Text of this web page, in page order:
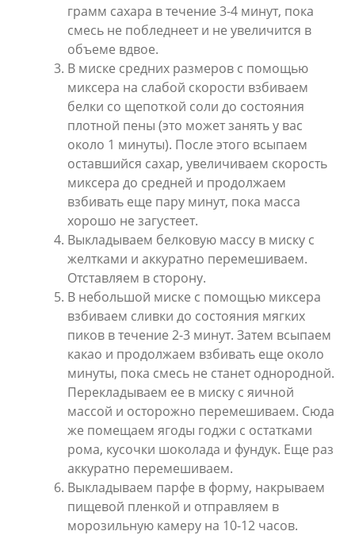
грамм сахара в течение 3-4 минут, пока
смесь не побледнеет и не увеличится в
объеме вдвое.
В миске средних размеров с помощью
миксера на слабой скорости взбиваем
белки со щепоткой соли до состояния
плотной пены (это может занять у вас
около 1 минуты). После этого всыпаем
оставшийся сахар, увеличиваем скорость
миксера до средней и продолжаем
взбивать еще пару минут, пока масса
хорошо не загустеет.
Выкладываем белковую массу в миску с
желтками и аккуратно перемешиваем.
Отставляем в сторону.
В небольшой миске с помощью миксера
взбиваем сливки до состояния мягких
пиков в течение 2-3 минут. Затем всыпаем
какао и продолжаем взбивать еще около
минуты, пока смесь не станет однородной.
Перекладываем ее в миску с яичной
массой и осторожно перемешиваем. Сюда
же помещаем ягоды годжи с остатками
рома, кусочки шоколада и фундук. Еще раз
аккуратно перемешиваем.
Выкладываем парфе в форму, накрываем
пищевой пленкой и отправляем в
морозильную камеру на 10-12 часов.